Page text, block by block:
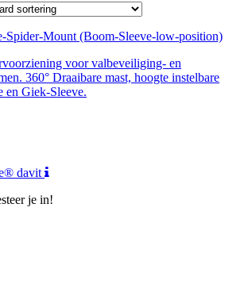
voor valbeveiliging- en
360° Draaibare mast, hoogte instelbare
en Giek-Sleeve.
davit
je in!